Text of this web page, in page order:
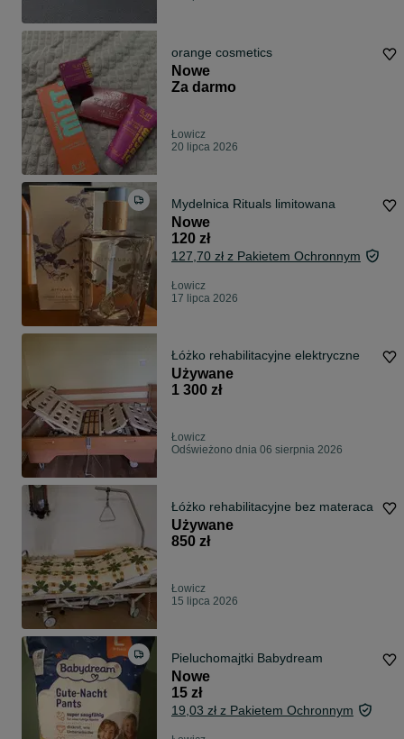
orange cosmetics
Nowe
Za darmo
Łowicz
20 lipca 2026
Mydelnica Rituals limitowana
Nowe
120 zł
127,70 zł z Pakietem Ochronnym
Łowicz
17 lipca 2026
Łóżko rehabilitacyjne elektryczne
Używane
1 300 zł
Łowicz
Odświeżono dnia 06 sierpnia 2026
Łóżko rehabilitacyjne bez materaca
Używane
850 zł
Łowicz
15 lipca 2026
Pieluchomajtki Babydream
Nowe
15 zł
19,03 zł z Pakietem Ochronnym